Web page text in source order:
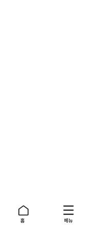
홈 메뉴